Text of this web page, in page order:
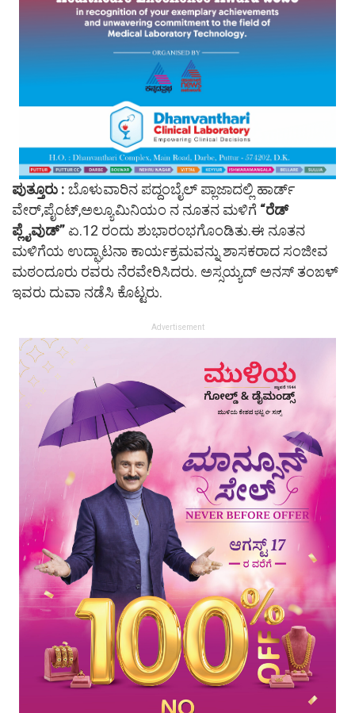
ಪುತ್ತೂರು : ಬೊಳುವಾರಿನ ಪದ್ದಂಬೈಲ್ ಪ್ಲಾಜಾದಲ್ಲಿ ಹಾರ್ಡ್
ವೇರ್,ಪೈಂಟ್,ಅಲ್ಯೂಮಿನಿಯಂ ನ ನೂತನ ಮಳಿಗೆ “ರೆಡ್
ಪ್ಲೈವುಡ್” ಏ.12 ರಂದು ಶುಭಾರಂಭಗೊಂಡಿತು.ಈ ನೂತನ
ಮಳಿಗೆಯ ಉದ್ಘಾಟನಾ ಕಾರ್ಯಕ್ರಮವನ್ನು ಶಾಸಕರಾದ ಸಂಜೀವ
ಮಠಂದೂರು ರವರು ನೆರವೇರಿಸಿದರು. ಅಸ್ಸಯ್ಯದ್ ಅನಸ್ ತಂಙಳ್
ಇವರು ದುವಾ ನಡೆಸಿ ಕೊಟ್ಟರು.
Advertisement